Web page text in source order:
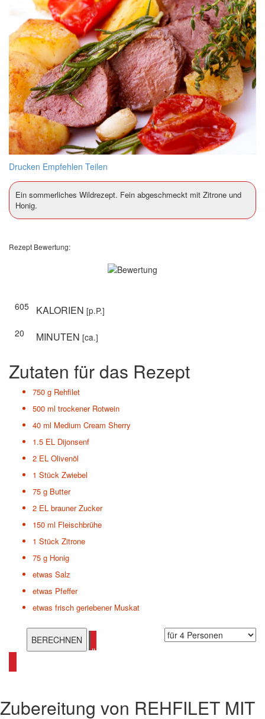
Drucken Empfehlen Teilen
Ein sommerliches Wildrezept. Fein abgeschmeckt mit Zitrone und
Honig.
Rezept Bewertung:
605 KALORIEN [p.P.]
20
MINUTEN [ca.]
Zutaten für das Rezept
750 g Rehfilet
500 ml trockener Rotwein
40 ml Medium Cream Sherry
1.5 EL Dijonsenf
2 EL Olivenöl
1 Stück Zwiebel
75 g Butter
2 EL brauner Zucker
150 ml Fleischbrühe
1 Stück Zitrone
75 g Honig
etwas Salz
etwas Pfeffer
etwas frisch geriebener Muskat
alle Reh Rezepte ansehen
Zubereitung von REHFILET MIT